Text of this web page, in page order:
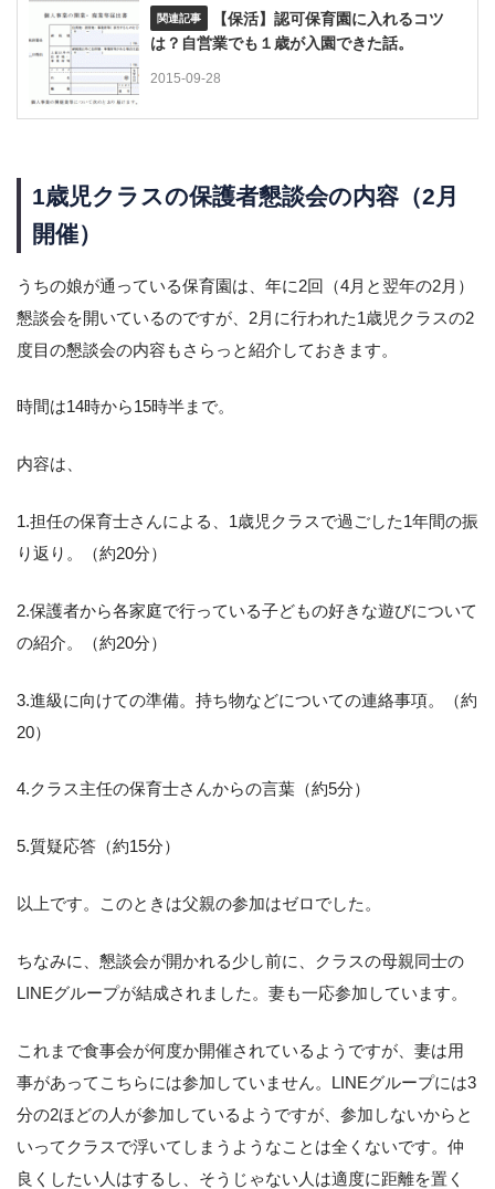
【保活】認可保育園に入れるコツ
は？自営業でも１歳が入園できた話。
2015-09-28
1歳児クラスの保護者懇談会の内容（2月
開催）
うちの娘が通っている保育園は、年に2回（4月と翌年の2月）
懇談会を開いているのですが、2月に行われた1歳児クラスの2
度目の懇談会の内容もさらっと紹介しておきます。
時間は14時から15時半まで。
内容は、
1.担任の保育士さんによる、1歳児クラスで過ごした1年間の振
り返り。（約20分）
2.保護者から各家庭で行っている子どもの好きな遊びについて
の紹介。（約20分）
3.進級に向けての準備。持ち物などについての連絡事項。（約
20）
4.クラス主任の保育士さんからの言葉（約5分）
5.質疑応答（約15分）
以上です。このときは父親の参加はゼロでした。
ちなみに、懇談会が開かれる少し前に、クラスの母親同士の
LINEグループが結成されました。妻も一応参加しています。
これまで食事会が何度か開催されているようですが、妻は用
事があってこちらには参加していません。LINEグループには3
分の2ほどの人が参加しているようですが、参加しないからと
いってクラスで浮いてしまうようなことは全くないです。仲
良くしたい人はするし、そうじゃない人は適度に距離を置く